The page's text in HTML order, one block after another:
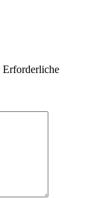
Erforderliche